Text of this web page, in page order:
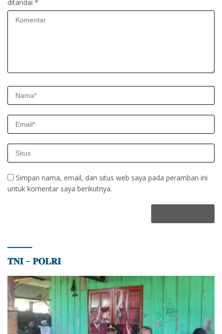
ditandai *
Simpan nama, email, dan situs web saya pada peramban ini
untuk komentar saya berikutnya.
𝐓𝐍𝐈 – 𝐏𝐎𝐋𝐑𝐈